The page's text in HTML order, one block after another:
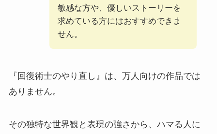
敏感な方や、優しいストーリーを
求めている方にはおすすめできま
せん。
『回復術士のやり直し』は、万人向けの作品では
ありません。
その独特な世界観と表現の強さから、ハマる人に